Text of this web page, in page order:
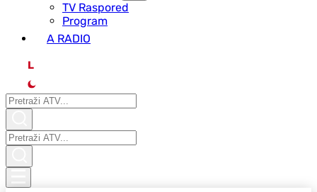
ТV Raspored
Program
A RADIO
L